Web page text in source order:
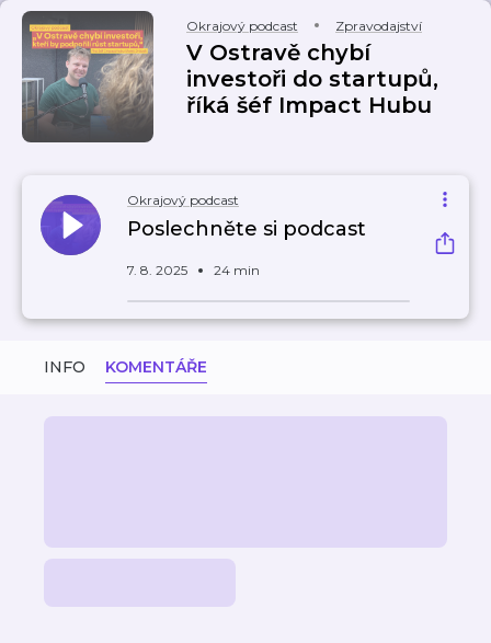
Okrajový podcast Zpravodajství
V Ostravě chybí
investoři do startupů,
říká šéf Impact Hubu
Okrajový podcast
Poslechněte si podcast
7. 8. 2025 24 min
INFO KOMENTÁŘE